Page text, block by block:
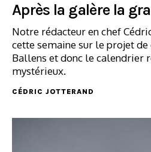
Après la galère la
Notre rédacteur en chef
cette semaine sur le projet de
Ballens et donc le calendrier
mystérieux.
CÉDRIC JOTTERAND